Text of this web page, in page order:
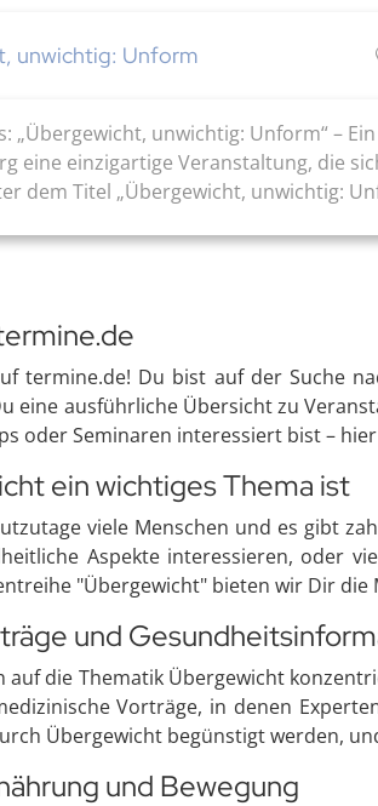
unwichtig: Unform
„Übergewicht, unwichtig: Unform“ –
eine einzigartige Veranstaltung, die
dem Titel „Übergewicht, unwichtig:
termine.de! Du bist auf der Suche
eine ausführliche Übersicht zu
oder Seminaren interessiert bist –
ein wichtiges Thema ist
viele Menschen und es gibt
Aspekte interessieren, oder
"Übergewicht" bieten wir Dir
und
auf die Thematik Übergewicht
Vorträge, in denen
Übergewicht begünstigt werden,
und Bewegung